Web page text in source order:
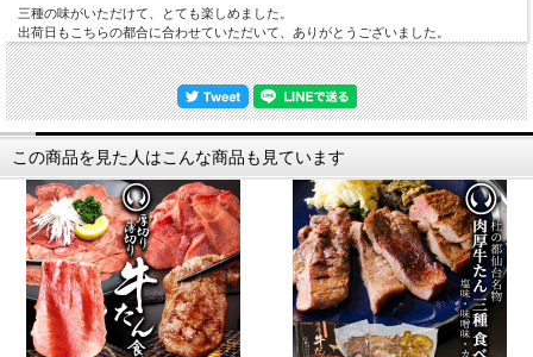
三種の味がいただけて、とても楽しめました。
出荷日もこちらの都合に合わせていただいて、ありがとうございました。
この商品を見た人はこんな商品も見ています